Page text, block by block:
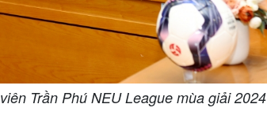
Trần Phú NEU League mùa giải 2024